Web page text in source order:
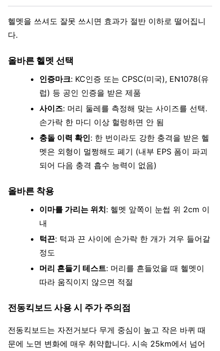
헬멧을 쓰셔도 잘못 쓰시면 효과가 절반 이하로 떨어집니
다.
올바른 헬멧 선택
인증마크: KC인증 또는 CPSC(미국), EN1078(유
럽) 등 공인 인증을 받은 제품
사이즈: 머리 둘레를 측정해 맞는 사이즈를 선택.
손가락 한 마디 이상 헐렁하면 안 됨
충돌 이력 확인: 한 번이라도 강한 충격을 받은 헬
멧은 외형이 멀쩡해도 폐기 (내부 EPS 폼이 파괴
되어 다음 충격 흡수 능력이 없음)
올바른 착용
이마를 가리는 위치: 헬멧 앞쪽이 눈썹 위 2cm 이
내
턱끈: 턱과 끈 사이에 손가락 한 개가 겨우 들어갈
정도
머리 흔들기 테스트: 머리를 흔들었을 때 헬멧이
따라 움직이지 않으면 적절
전동킥보드 사용 시 주가 주의점
전동킥보드는 자전거보다 무게 중심이 높고 작은 바퀴 때
문에 노면 변화에 매우 취약합니다. 시속 25km에서 넘어